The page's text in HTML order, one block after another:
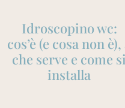
Idroscopino wc:
cos’è (e cosa non è),
che serve e come si
installa